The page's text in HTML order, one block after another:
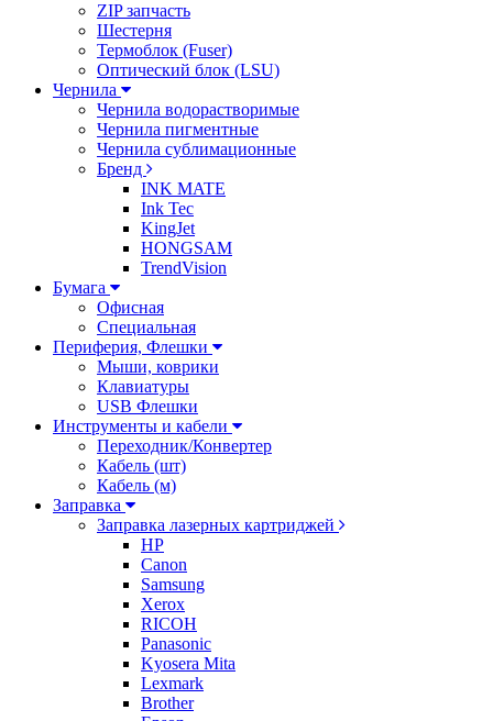
ZIP запчасть
Шестерня
Термоблок (Fuser)
Оптический блок (LSU)
Чернила
Чернила водорастворимые
Чернила пигментные
Чернила сублимационные
Бренд
INK MATE
Ink Tec
KingJet
HONGSAM
TrendVision
Бумага
Офисная
Специальная
Периферия, Флешки
Мыши, коврики
Клавиатуры
USB Флешки
Инструменты и кабели
Переходник/Конвертер
Кабель (шт)
Кабель (м)
Заправка
Заправка лазерных картриджей
HP
Canon
Samsung
Xerox
RICOH
Panasonic
Kyosera Mita
Lexmark
Brother